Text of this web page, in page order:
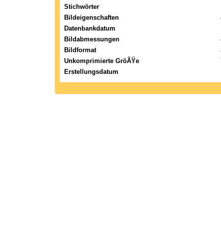
Stichwörter
Bildeigenschaften
Datenbankdatum
Bildabmessungen
Bildformat
Unkomprimierte GröÃŸe
Erstellungsdatum